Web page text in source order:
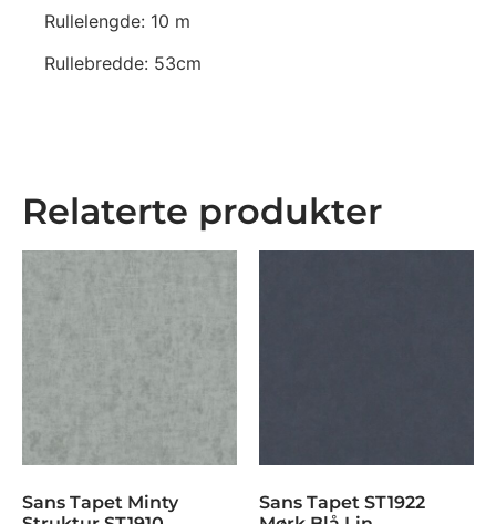
Rullelengde: 10 m
Rullebredde: 53cm
Relaterte produkter
Sans Tapet Minty
Sans Tapet ST1922